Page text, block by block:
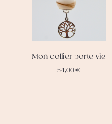
Mon collier porte vie
54,00€